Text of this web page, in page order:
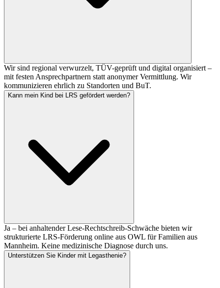
Wir sind regional verwurzelt, TÜV-geprüft und digital organisiert –
mit festen Ansprechpartnern statt anonymer Vermittlung. Wir
kommunizieren ehrlich zu Standorten und BuT.
Kann mein Kind bei LRS gefördert werden?
Ja – bei anhaltender Lese-Rechtschreib-Schwäche bieten wir
strukturierte LRS-Förderung online aus OWL für Familien aus
Mannheim. Keine medizinische Diagnose durch uns.
Unterstützen Sie Kinder mit Legasthenie?